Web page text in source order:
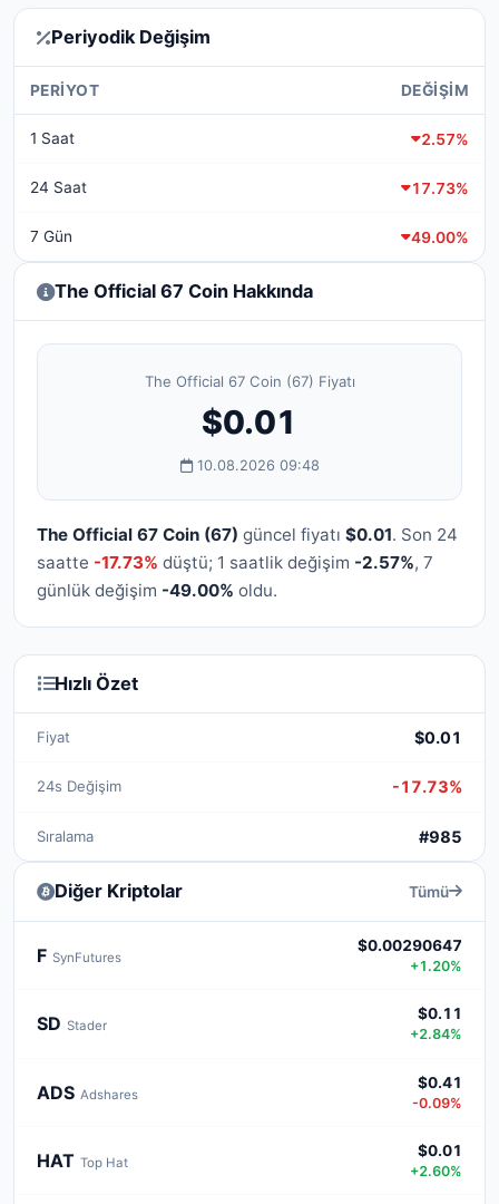
Periyodik Değişim
PERIYOT DEĞIŞIM
1 Saat 2.57%
24 Saat 17.73%
7 Gün 49.00%
The Official 67 Coin Hakkında
The Official 67 Coin (67) Fiyatı
$0.01
10.08.2026 09:48
The Official 67 Coin (67) güncel fiyatı $0.01. Son 24
saatte -17.73% düştü; 1 saatlik değişim -2.57%, 7
günlük değişim -49.00% oldu.
Hızlı Özet
Fiyat $0.01
24s Değişim -17.73%
Sıralama #985
Diğer Kriptolar Tümü
F SynFutures
$0.00290647
+1.20%
SD Stader
$0.11
+2.84%
ADS Adshares
$0.41
-0.09%
HAT Top Hat
$0.01
+2.60%